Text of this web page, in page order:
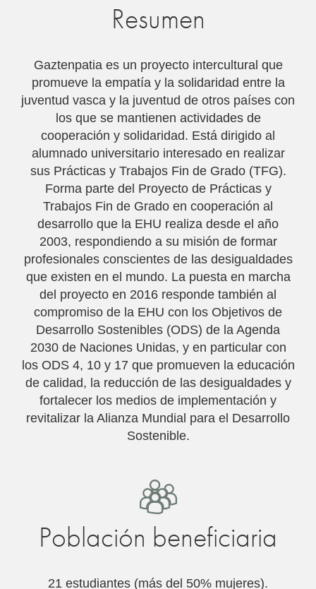
Resumen
Gaztenpatia es un proyecto intercultural que
promueve la empatía y la solidaridad entre la
juventud vasca y la juventud de otros paí­ses con
los que se mantienen actividades de
cooperación y solidaridad. Está dirigido al
alumnado universitario interesado en realizar
sus Prácticas y Trabajos Fin de Grado (TFG).
Forma parte del Proyecto de Prácticas y
Trabajos Fin de Grado en cooperación al
desarrollo que la EHU realiza desde el año
2003, respondiendo a su misión de formar
profesionales conscientes de las desigualdades
que existen en el mundo. La puesta en marcha
del proyecto en 2016 responde también al
compromiso de la EHU con los Objetivos de
Desarrollo Sostenibles (ODS) de la Agenda
2030 de Naciones Unidas, y en particular con
los ODS 4, 10 y 17 que promueven la educación
de calidad, la reducción de las desigualdades y
fortalecer los medios de implementación y
revitalizar la Alianza Mundial para el Desarrollo
Sostenible.
Población beneficiaria
21 estudiantes (más del 50% mujeres).